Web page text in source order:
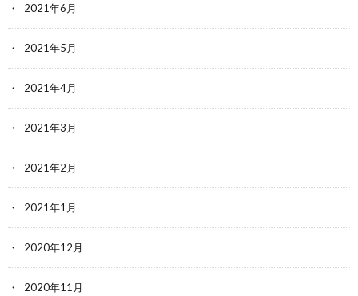
2021年6月
2021年5月
2021年4月
2021年3月
2021年2月
2021年1月
2020年12月
2020年11月